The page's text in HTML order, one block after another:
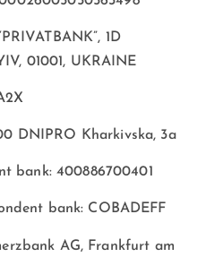
1D
01001, UKRAINE
DNIPRO Kharkivska, 3a
bank: 400886700401
bank: COBADEFF
AG, Frankfurt am